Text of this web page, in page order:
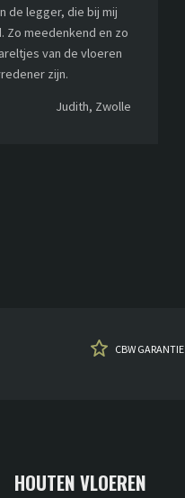
de legger, die bij mij
Zo meedenkend en zo
van de vloeren
zijn.
Judith, Zwolle
CBW GARANTIE
HOUTEN VLOEREN